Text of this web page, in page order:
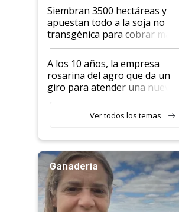
Siembran 3500 hectáreas y
apuestan todo a la soja no
transgénica para cobrar más
por tonelada: compraron un
semillero
A los 10 años, la empresa
rosarina del agro que da un
giro para atender una nueva
Ver todos los temas
Ganadería